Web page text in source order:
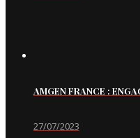
AMGEN FRANCE :
27/07/2023